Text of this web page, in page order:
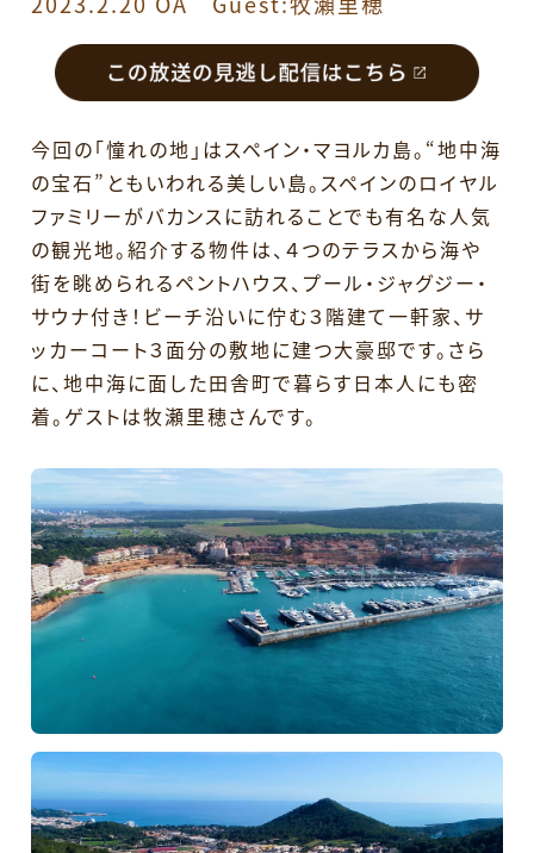
今回の「憧れの地」はスペイン・マヨルカ島。“地中海
の宝石”ともいわれる美しい島。スペインのロイヤル
ファミリーがバカンスに訪れることでも有名な人気
の観光地。紹介する物件は、４つのテラスから海や
街を眺められるペントハウス、プール・ジャグジー・
サウナ付き！ビーチ沿いに佇む３階建て一軒家、サ
ッカーコート３面分の敷地に建つ大豪邸です。さら
に、地中海に面した田舎町で暮らす日本人にも密
着。ゲストは牧瀬里穂さんです。